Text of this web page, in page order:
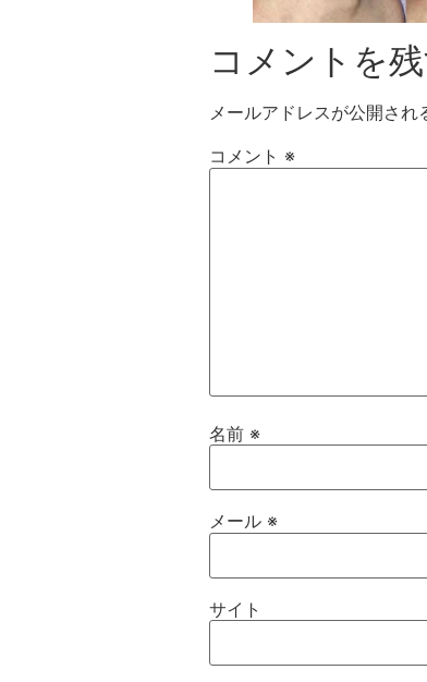
コメントを
メールアドレスが公開され
コメント ※
名前 ※
メール ※
サイト